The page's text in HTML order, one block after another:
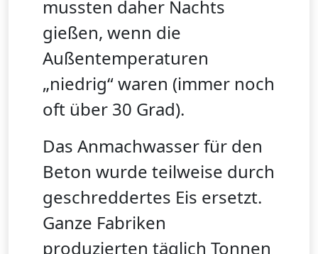
mussten daher Nachts
gießen, wenn die
Außentemperaturen
„niedrig“ waren (immer noch
oft über 30 Grad).
Das Anmachwasser für den
Beton wurde teilweise durch
geschreddertes Eis ersetzt.
Ganze Fabriken
produzierten täglich Tonnen